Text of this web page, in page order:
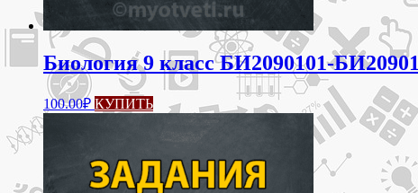
Биология 9 класс БИ2090101-
100.00₽ КУПИТЬ